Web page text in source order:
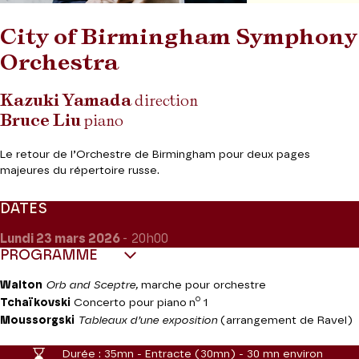
City of Birmingham Symphony
Orchestra
Kazuki Yamadadirection
Bruce Liu piano
Le retour de l’Orchestre de Birmingham pour deux pages
majeures du répertoire russe.
DATES
Lundi 23 mars 2026 - 20h00
PROGRAMME
Walton Orb and Sceptre, marche pour orchestre
Tchaïkovski Concerto pour piano no 1
Moussorgski Tableaux d’une exposition (arrangement de Ravel)
Durée : 35mn - Entracte (30mn) - 30 mn environ